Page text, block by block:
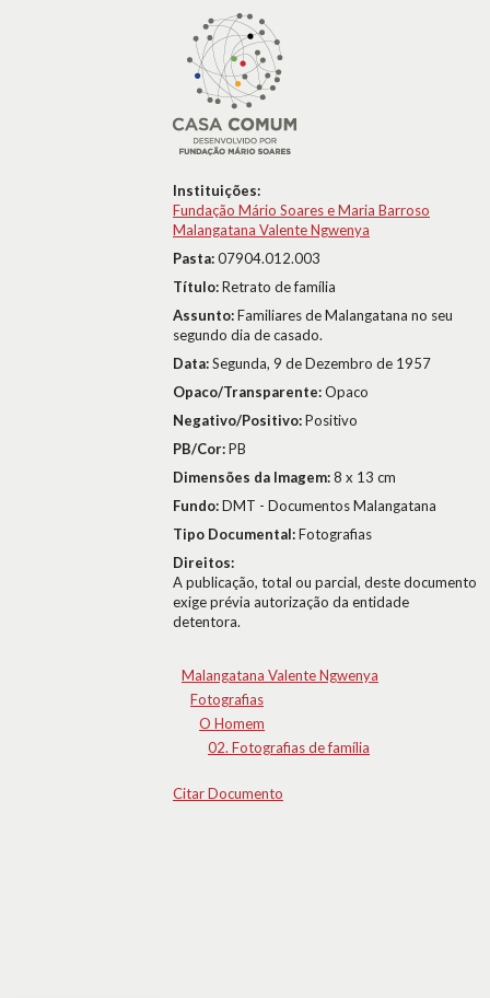
Instituições:
Fundação Mário Soares e Maria Barroso
Malangatana Valente Ngwenya
Pasta:07904.012.003
Título:Retrato de família
Assunto:Familiares de Malangatana no seu
segundo dia de casado.
Data:Segunda, 9 de Dezembro de 1957
Opaco/Transparente:Opaco
Negativo/Positivo:Positivo
PB/Cor:PB
Dimensões da Imagem:8 x 13 cm
Fundo:DMT - Documentos Malangatana
Tipo Documental:Fotografias
Direitos:
A publicação, total ou parcial, deste documento
exige prévia autorização da entidade
detentora.
Malangatana Valente Ngwenya
Fotografias
O Homem
02. Fotografias de família
Citar Documento